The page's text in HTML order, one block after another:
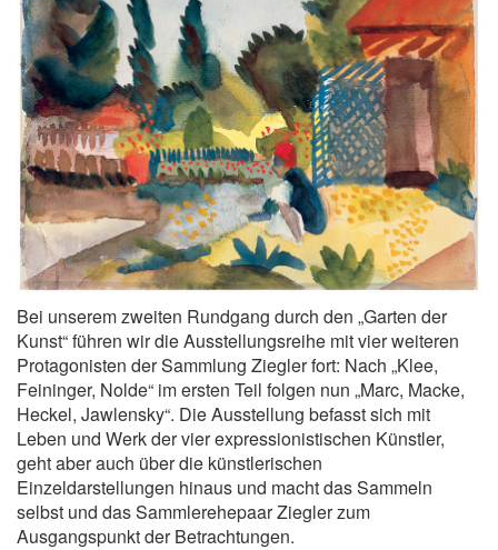
Bei unserem zweiten Rundgang durch den „Garten der
Kunst“ führen wir die Ausstellungsreihe mit vier weiteren
Protagonisten der Sammlung Ziegler fort: Nach „Klee,
Feininger, Nolde“ im ersten Teil folgen nun „Marc, Macke,
Heckel, Jawlensky“. Die Ausstellung befasst sich mit
Leben und Werk der vier expressionistischen Künstler,
geht aber auch über die künstlerischen
Einzeldarstellungen hinaus und macht das Sammeln
selbst und das Sammlerehepaar Ziegler zum
Ausgangspunkt der Betrachtungen.